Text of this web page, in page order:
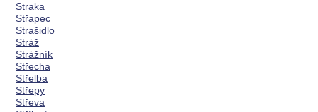
Straka
Střapec
Strašidlo
Stráž
Strážník
Střecha
Střelba
Střepy
Střeva